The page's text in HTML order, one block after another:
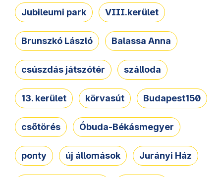
Jubileumi park VIII.kerület
Brunszkó László Balassa Anna
csúszdás játszótér szálloda
13. kerület körvasút Budapest150
csőtörés Óbuda-Békásmegyer
ponty új állomások Jurányi Ház